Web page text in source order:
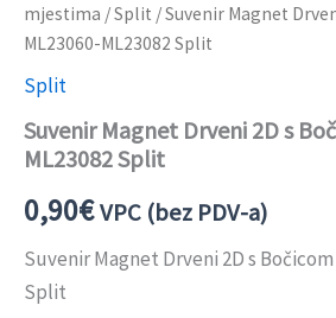
mjestima /Split / Suvenir Magnet
ML23060-ML23082 Split
Split
Suvenir Magnet Drveni 2D s
ML23082 Split
0,90€VPC (bez PDV-a)
Suvenir Magnet Drveni 2D s Bočicom
Split